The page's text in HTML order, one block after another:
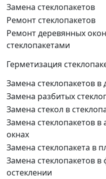
Замена стеклопакетов
Ремонт стеклопакетов
Ремонт деревянных
стеклопакетами
Герметизация
Замена стеклопакетов в
Замена разбитых
Замена стекол в
Замена стеклопакетов
окнах
Замена стеклопакета в
Замена стеклопакетов в
остеклении